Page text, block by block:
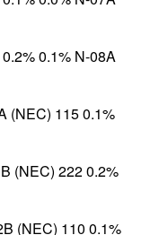
0.1% N-08A
(NEC) 115 0.1%
(NEC) 222 0.2%
(NEC) 110 0.1%